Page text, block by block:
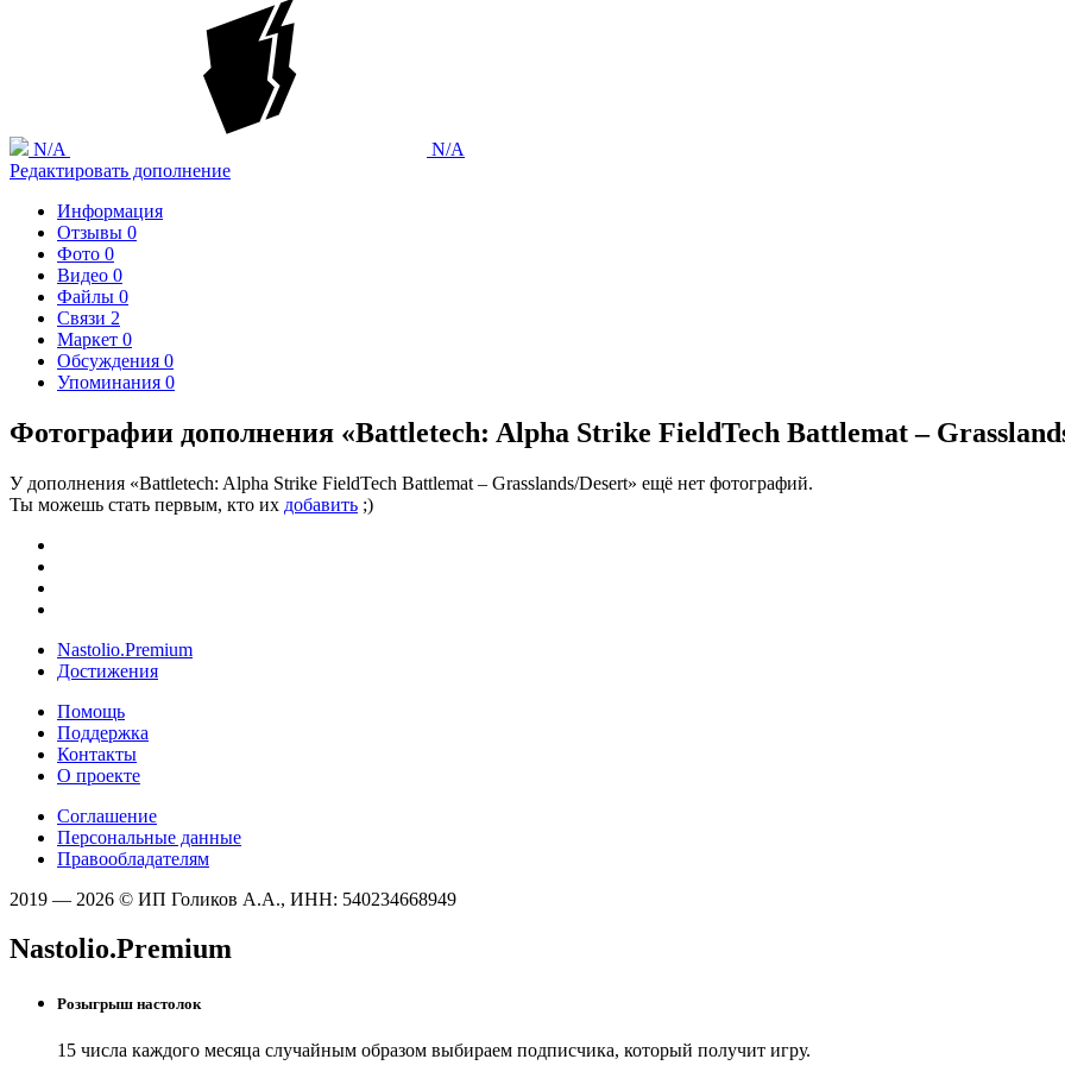
N/A
N/A
Редактировать дополнение
Информация
Отзывы 0
Фото 0
Видео 0
Файлы 0
Связи 2
Маркет 0
Обсуждения 0
Упоминания 0
Фотографии дополнения «Battletech: Alpha Strike FieldTech Battlemat –
У дополнения «Battletech: Alpha Strike FieldTech Battlemat – Grasslands/Desert» ещё нет фотографий.
Ты можешь стать первым, кто их добавить ;)
Nastolio.Premium
Достижения
Помощь
Поддержка
Контакты
О проекте
Соглашение
Персональные данные
Правообладателям
2019 — 2026 © ИП Голиков А.А., ИНН: 540234668949
Nastolio.Premium
Розыгрыш настолок
15 числа каждого месяца случайным образом выбираем подписчика, который получит игру.